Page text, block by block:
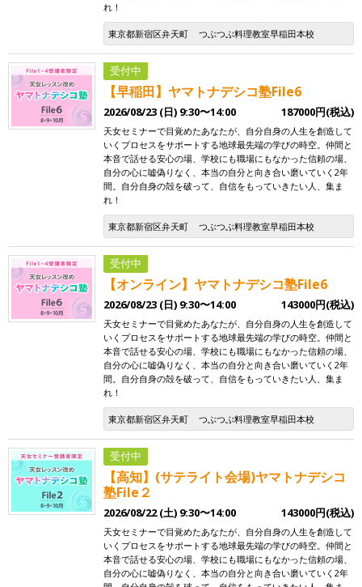
れ！
東京都新宿区弁天町 つぶつぶ料理教室早稲田本校
受付中
【早稲田】ヤマトナデシコ塾File6
2026/08/23 (日) 9:30〜14:00 187000円(税込)
天女セミナーで目覚めたあなたが、自分自身の人生を創造して
いくプロセスをサポートする地球最先端の学びの時空。仲間と
本音で話せる安心の場、学校にも職場にもなかった信頼の場、
自分の心に嘘偽りなく、本当の自分と向き合い磨いていく2年
間。自分自身の殻を破って、自信をもっていきたい人、集ま
れ！
東京都新宿区弁天町 つぶつぶ料理教室早稲田本校
受付中
【オンライン】ヤマトナデシコ塾File6
2026/08/23 (日) 9:30〜14:00 143000円(税込)
天女セミナーで目覚めたあなたが、自分自身の人生を創造して
いくプロセスをサポートする地球最先端の学びの時空。仲間と
本音で話せる安心の場、学校にも職場にもなかった信頼の場、
自分の心に嘘偽りなく、本当の自分と向き合い磨いていく2年
間。自分自身の殻を破って、自信をもっていきたい人、集ま
れ！
東京都新宿区弁天町 つぶつぶ料理教室早稲田本校
受付中
【高知】(サテライト会場)ヤマトナデシコ
塾File２
2026/08/22 (土) 9:30〜14:00 143000円(税込)
天女セミナーで目覚めたあなたが、自分自身の人生を創造して
いくプロセスをサポートする地球最先端の学びの時空。仲間と
本音で話せる安心の場、学校にも職場にもなかった信頼の場、
自分の心に嘘偽りなく、本当の自分と向き合い磨いていく2年